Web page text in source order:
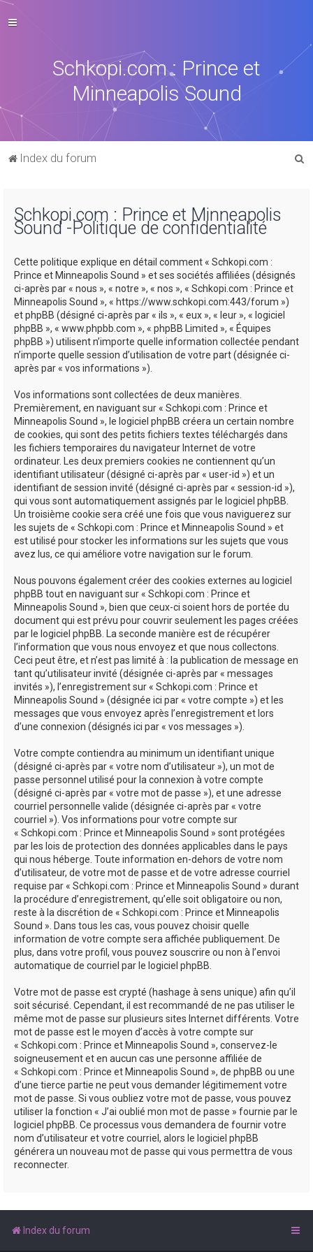
Schkopi.com : Prince et
Minneapolis Sound
Index du forum
Schkopi.com : Prince et Minneapolis
Sound -Politique de confidentialité
Cette politique explique en détail comment « Schkopi.com :
Prince et Minneapolis Sound » et ses sociétés affiliées (désignés
ci-après par « nous », « notre », « nos », « Schkopi.com : Prince et
Minneapolis Sound », « https://www.schkopi.com:443/forum »)
et phpBB (désigné ci-après par « ils », « eux », « leur », « logiciel
phpBB », « www.phpbb.com », « phpBB Limited », « Équipes
phpBB ») utilisent n’importe quelle information collectée pendant
n’importe quelle session d’utilisation de votre part (désignée ci-
après par « vos informations »).
Vos informations sont collectées de deux manières.
Premièrement, en naviguant sur « Schkopi.com : Prince et
Minneapolis Sound », le logiciel phpBB créera un certain nombre
de cookies, qui sont des petits fichiers textes téléchargés dans
les fichiers temporaires du navigateur Internet de votre
ordinateur. Les deux premiers cookies ne contiennent qu’un
identifiant utilisateur (désigné ci-après par « user-id ») et un
identifiant de session invité (désigné ci-après par « session-id »),
qui vous sont automatiquement assignés par le logiciel phpBB.
Un troisième cookie sera créé une fois que vous naviguerez sur
les sujets de « Schkopi.com : Prince et Minneapolis Sound » et
est utilisé pour stocker les informations sur les sujets que vous
avez lus, ce qui améliore votre navigation sur le forum.
Nous pouvons également créer des cookies externes au logiciel
phpBB tout en naviguant sur « Schkopi.com : Prince et
Minneapolis Sound », bien que ceux-ci soient hors de portée du
document qui est prévu pour couvrir seulement les pages créées
par le logiciel phpBB. La seconde manière est de récupérer
l’information que vous nous envoyez et que nous collectons.
Ceci peut être, et n’est pas limité à : la publication de message en
tant qu’utilisateur invité (désignée ci-après par « messages
invités »), l’enregistrement sur « Schkopi.com : Prince et
Minneapolis Sound » (désignée ici par « votre compte ») et les
messages que vous envoyez après l’enregistrement et lors
d’une connexion (désignés ici par « vos messages »).
Votre compte contiendra au minimum un identifiant unique
(désigné ci-après par « votre nom d’utilisateur »), un mot de
passe personnel utilisé pour la connexion à votre compte
(désigné ci-après par « votre mot de passe »), et une adresse
courriel personnelle valide (désignée ci-après par « votre
courriel »). Vos informations pour votre compte sur
« Schkopi.com : Prince et Minneapolis Sound » sont protégées
par les lois de protection des données applicables dans le pays
qui nous héberge. Toute information en-dehors de votre nom
d’utilisateur, de votre mot de passe et de votre adresse courriel
requise par « Schkopi.com : Prince et Minneapolis Sound » durant
la procédure d’enregistrement, qu’elle soit obligatoire ou non,
reste à la discrétion de « Schkopi.com : Prince et Minneapolis
Sound ». Dans tous les cas, vous pouvez choisir quelle
information de votre compte sera affichée publiquement. De
plus, dans votre profil, vous pouvez souscrire ou non à l’envoi
automatique de courriel par le logiciel phpBB.
Votre mot de passe est crypté (hashage à sens unique) afin qu’il
soit sécurisé. Cependant, il est recommandé de ne pas utiliser le
même mot de passe sur plusieurs sites Internet différents. Votre
mot de passe est le moyen d’accès à votre compte sur
« Schkopi.com : Prince et Minneapolis Sound », conservez-le
soigneusement et en aucun cas une personne affiliée de
« Schkopi.com : Prince et Minneapolis Sound », de phpBB ou une
d’une tierce partie ne peut vous demander légitimement votre
mot de passe. Si vous oubliez votre mot de passe, vous pouvez
utiliser la fonction « J’ai oublié mon mot de passe » fournie par le
logiciel phpBB. Ce processus vous demandera de fournir votre
nom d’utilisateur et votre courriel, alors le logiciel phpBB
générera un nouveau mot de passe qui vous permettra de vous
reconnecter.
Index du forum